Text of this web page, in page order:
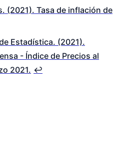
(2021). Tasa de inflación de
Estadística. (2021).
- Índice de Precios al
2021. ↩︎